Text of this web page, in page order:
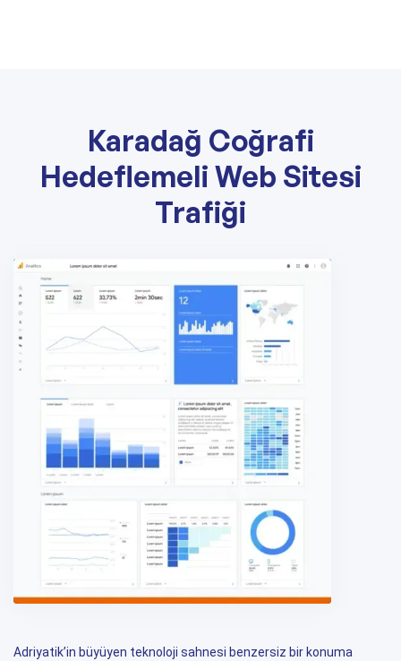
Karadağ Coğrafi
Hedeflemeli Web Sitesi
Trafiği
Adriyatik’in büyüyen teknoloji sahnesi benzersiz bir konuma